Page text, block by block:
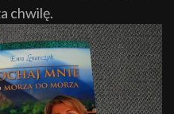
chwilę.